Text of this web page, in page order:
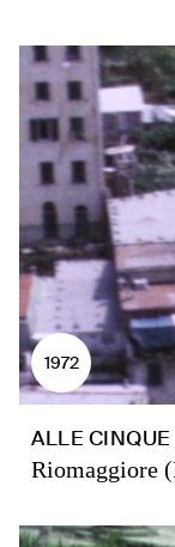
1972
ALLE CINQUE
Riomaggiore